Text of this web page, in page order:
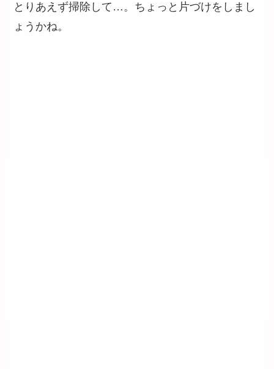
とりあえず掃除して…。ちょっと片づけをしまし
ょうかね。